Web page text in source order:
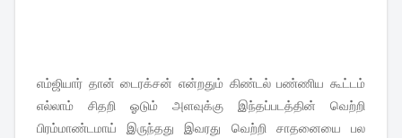
எம்ஜியார் தான் டைரக்சன் என்றதும் கிண்டல் பண்ணிய கூட்டம்
எல்லாம் சிதறி ஓடும் அளவுக்கு இந்தப்படத்தின் வெற்றி
பிரம்மாண்டமாய் இருந்தது இவரது வெற்றி சாதனையை பல